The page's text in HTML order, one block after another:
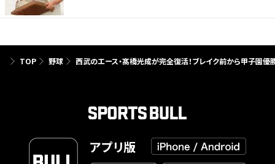
TOP 野球 西武のエース・髙橋光成が完全復活！ブレイク前から甲子園優
アプリ版